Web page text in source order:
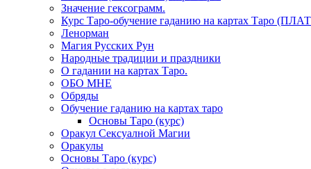
Значение гексограмм.
Курс Таро-обучение гаданию на картах Таро
Ленорман
Магия Русских Рун
Народные традиции и праздники
О гадании на картах Таро.
ОБО МНЕ
Обряды
Обучение гаданию на картах таро
Основы Таро (курс)
Оракул Сексуалной Магии
Оракулы
Основы Таро (курс)